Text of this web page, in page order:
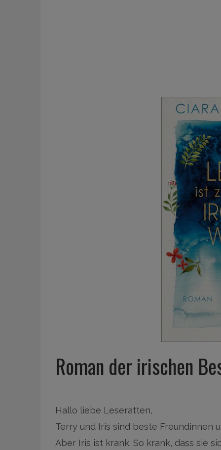
Roman der irischen
Hallo liebe Leseratten,
Terry und Iris sind beste Freundinnen
Aber Iris ist krank. So krank, dass sie